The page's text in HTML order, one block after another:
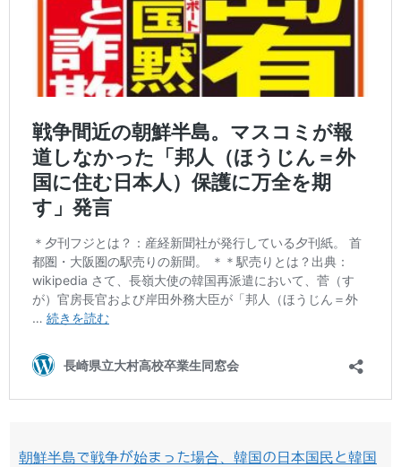
朝鮮半島で戦争が始まった場合、韓国の日本国民と韓国